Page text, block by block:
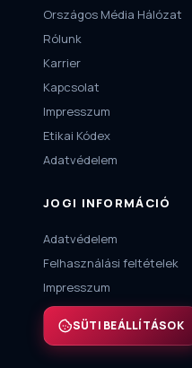
Országos Média Hálózat
Rólunk
Karrier
Kapcsolat
Impresszum
Etikai Kódex
Adatvédelem
JOGI INFORMÁCIÓ
Adatvédelem
Felhasználási feltételek
Impresszum
SÜTI BEÁLLÍTÁSOK